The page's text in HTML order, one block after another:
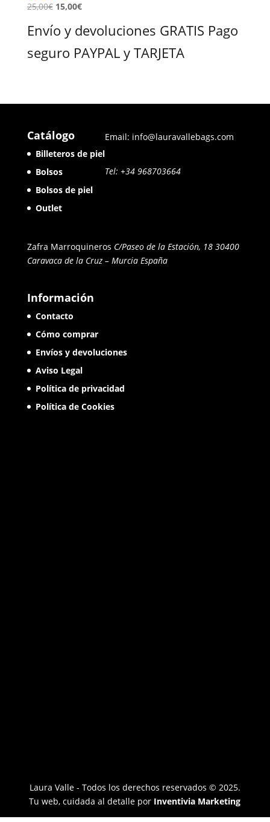
Valorado
con
de 5
25,00€ 15,00€
Envío y devoluciones GRATIS Pago
seguro PAYPAL y TARJETA
Catálogo
Billeteros de piel
Bolsos
Bolsos de piel
Outlet
Email: info@lauravallebags.com
Tel: +34 968703664
Zafra Marroquineros C/Paseo de la Estación, 18 30400
Caravaca de la Cruz – Murcia España
Información
Contacto
Cómo comprar
Envíos y devoluciones
Aviso Legal
Política de privacidad
Política de Cookies
Laura Valle - Todos los derechos reservados © 2025.
Tu web, cuidada al detalle por Inventivia Marketing